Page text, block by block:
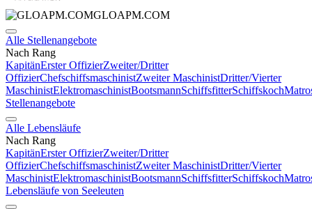
GLOAPM.COM
Alle Stellenangebote
Nach Rang
KapitänErster OffizierZweiter/Dritter
OffizierChefschiffsmaschinistZweiter MaschinistDritter/Vierter
MaschinistElektromaschinistBootsmannSchiffsfitterSchiffskoch
Stellenangebote
Alle Lebensläufe
Nach Rang
KapitänErster OffizierZweiter/Dritter
OffizierChefschiffsmaschinistZweiter MaschinistDritter/Vierter
MaschinistElektromaschinistBootsmannSchiffsfitterSchiffskoch
Lebensläufe von Seeleuten